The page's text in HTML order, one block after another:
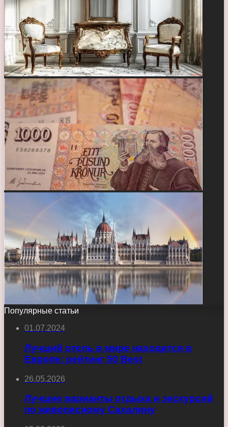
Популярные статьи
01.07.2024
Лучший отель в мире находится в
Европе: рейтинг 50 Best
26.05.2026
Лучшие варианты отдыха и экскурсий
по живописному Сахалину